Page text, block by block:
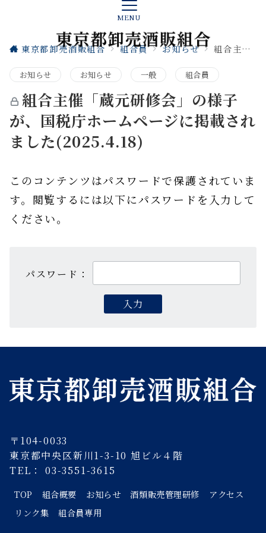
MENU
東京都卸売酒販組合 組合員 お知らせ 組合主催「蔵元研修会」の様子が、国税庁ホームページに掲載されました(2025.4.18)
お知らせ お知らせ 一般 組合員
組合主催「蔵元研修会」の様子
が、国税庁ホームページに掲載され
ました(2025.4.18)
このコンテンツはパスワードで保護されていま
す。閲覧するには以下にパスワードを入力して
ください。
パスワード：
〒104-0033
東京都中央区新川1-3-10 旭ビル４階
TEL： 03-3551-3615
TOP 組合概要 お知らせ 酒類販売管理研修
アクセス
リンク集
組合員専用